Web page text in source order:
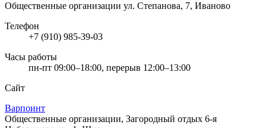
Общественные организации ул. Степанова, 7, Иваново
Телефон
+7 (910) 985-39-03
Часы работы
пн-пт 09:00–18:00, перерыв 12:00–13:00
Сайт
Варпоинт
Общественные организации, Загородный отдых 6-я